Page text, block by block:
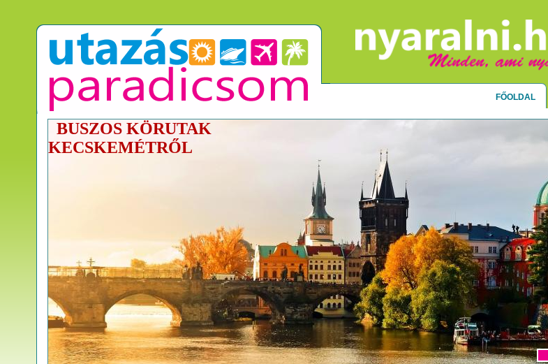
FŐOLDAL
BUSZOS KÖRUTAK
KECSKEMÉTRŐL